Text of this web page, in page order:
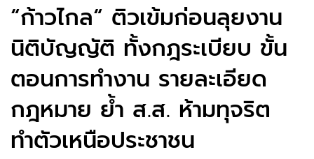
“ก้าวไกล“ ติวเข้มก่อนลุยงาน
นิติบัญญัติ ทั้งกฎระเบียบ ขั้น
ตอนการทำงาน รายละเอียด
กฎหมาย ย้ำ ส.ส. ห้ามทุจริต
ทำตัวเหนือประชาชน